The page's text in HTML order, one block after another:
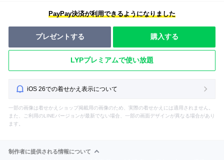
PayPay決済が利用できるようになりました
プレゼントする 購入する
LYPプレミアムで使い放題
iOS 26での着せかえ表示について
一部の画像は着せかえショップ掲載用の画像のため、実際の着せかえには適用されません。
また、ご利用のLINEバージョンが最新でない場合、一部の画面デザインが異なる場合があり
ます。
制作者に提供される情報について